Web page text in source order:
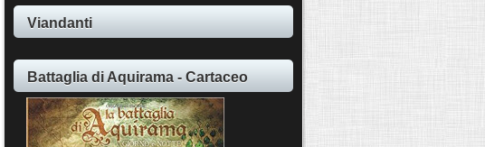
Viandanti
Battaglia di Aquirama - Cartaceo